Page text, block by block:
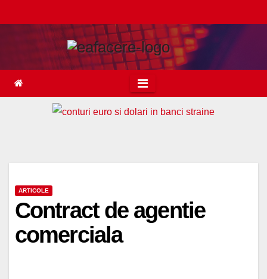
to
ARTICOLE
Contract de agentie
comerciala